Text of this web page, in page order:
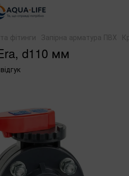
фітинги Запірна арматура ПВХ
d110 мм